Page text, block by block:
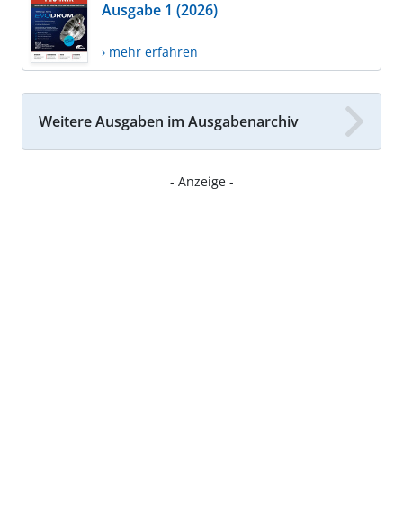
Ausgabe 1 (2026)
› mehr erfahren
Weitere Ausgaben im Ausgabenarchiv
- Anzeige -